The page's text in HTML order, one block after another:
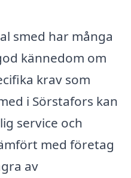
smed har många
kännedom om
krav som
i Sörstafors kan
service och
med företag
av